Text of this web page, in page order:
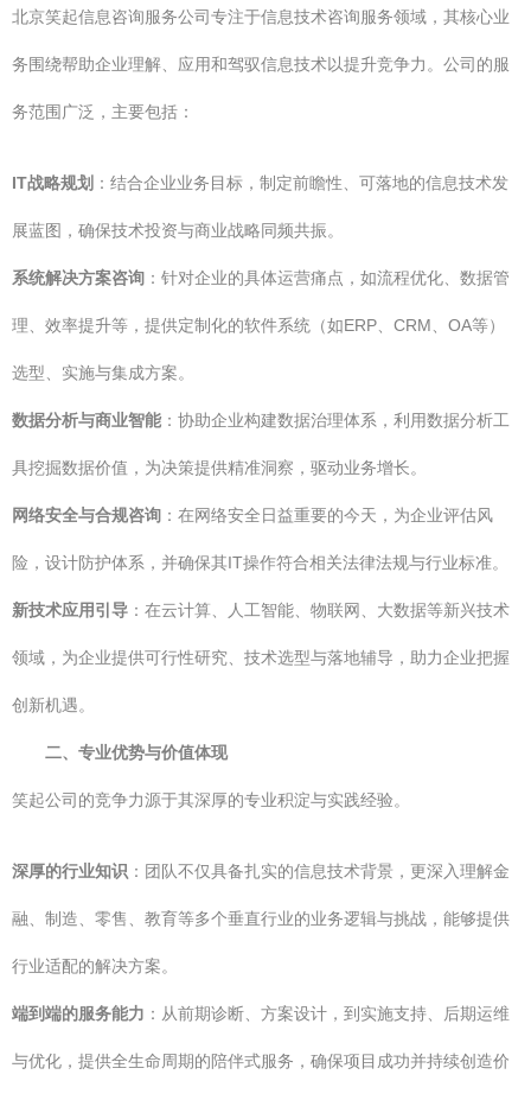
北京笑起信息咨询服务公司专注于信息技术咨询服务领域，其核心业
务围绕帮助企业理解、应用和驾驭信息技术以提升竞争力。公司的服
务范围广泛，主要包括：
IT战略规划 ：结合企业业务目标，制定前瞻性、可落地的信息技术发
展蓝图，确保技术投资与商业战略同频共振。
系统解决方案咨询 ：针对企业的具体运营痛点，如流程优化、数据管
理、效率提升等，提供定制化的软件系统（如ERP、CRM、OA等）
选型、实施与集成方案。
数据分析与商业智能 ：协助企业构建数据治理体系，利用数据分析工
具挖掘数据价值，为决策提供精准洞察，驱动业务增长。
网络安全与合规咨询 ：在网络安全日益重要的今天，为企业评估风
险，设计防护体系，并确保其IT操作符合相关法律法规与行业标准。
新技术应用引导 ：在云计算、人工智能、物联网、大数据等新兴技术
领域，为企业提供可行性研究、技术选型与落地辅导，助力企业把握
创新机遇。
二、专业优势与价值体现
笑起公司的竞争力源于其深厚的专业积淀与实践经验。
深厚的行业知识 ：团队不仅具备扎实的信息技术背景，更深入理解金
融、制造、零售、教育等多个垂直行业的业务逻辑与挑战，能够提供
行业适配的解决方案。
端到端的服务能力 ：从前期诊断、方案设计，到实施支持、后期运维
与优化，提供全生命周期的陪伴式服务，确保项目成功并持续创造价